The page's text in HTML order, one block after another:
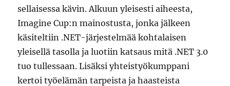
sellaisessa kävin. Alkuun yleisesti aiheesta,
Imagine Cup:n mainostusta, jonka jälkeen
käsiteltiin .NET-järjestelmää kohtalaisen
yleisellä tasolla ja luotiin katsaus mitä .NET 3.0
tuo tullessaan. Lisäksi yhteistyökumppani
kertoi työelämän tarpeista ja haasteista